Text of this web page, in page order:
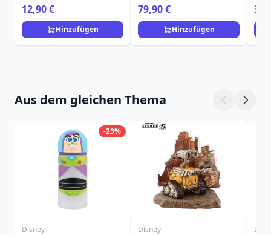
Schlüsselanhänger
Charm - Disney
Loungefly
12,90 €
Hinzufügen
Loungefly
79,90 €
Hinzufügen
Aus dem gleichen Thema
-23%
Disney Disney